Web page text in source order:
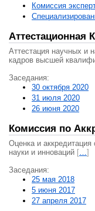
Комиссия
Аттестационная
Аттестация научных и
кадров высшей
Заседания:
30 октября 2020
31 июля 2020
26 июня 2020
Комиссия по
Оценка и аккредитация
науки и инноваций […]
Заседания:
25 мая 2018
5 июня 2017
27 апреля 2017